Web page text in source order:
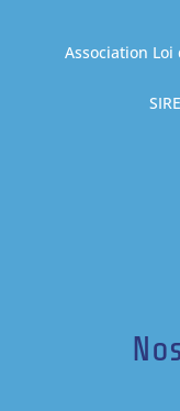
Association